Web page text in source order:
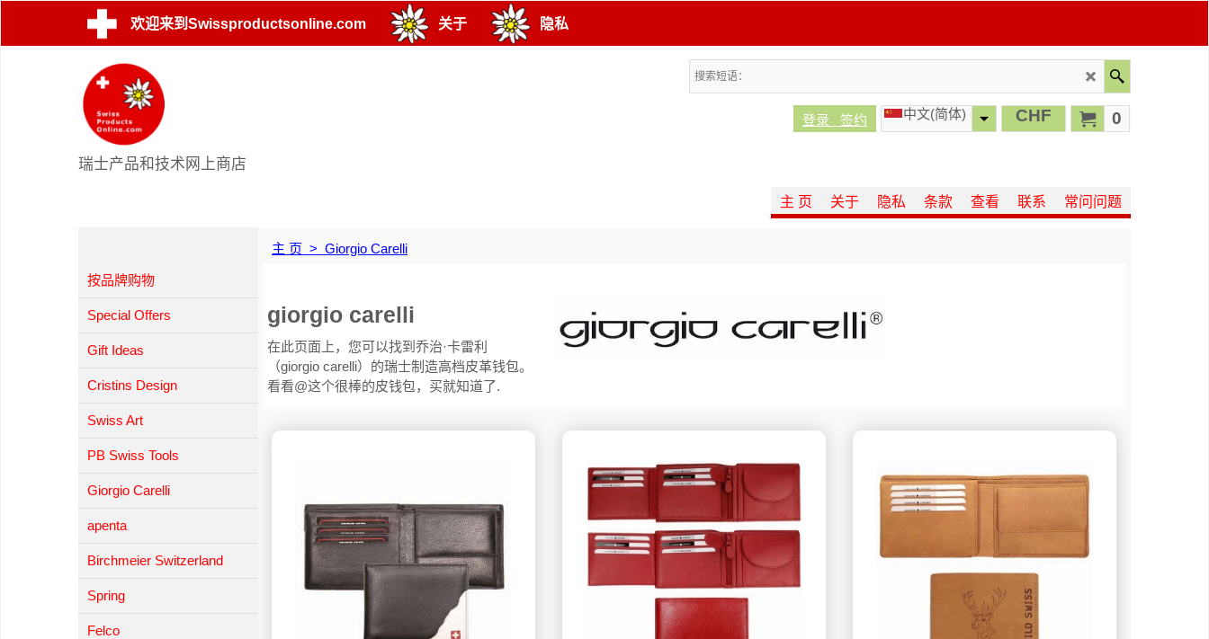
欢迎来到Swissproductsonline.com 关于 隐私
瑞士产品和技术网上商店
0
CHF
中文(简体)
登录 签约
主 页 关于 隐私 条款 查看 联系 常问问题
按品牌购物
Special Offers
Gift Ideas
Cristins Design
Swiss Art
PB Swiss Tools
Giorgio Carelli
apenta
Birchmeier Switzerland
Spring
Felco
主 页 > Giorgio Carelli
giorgio carelli
在此页面上，您可以找到乔治·卡雷利
（giorgio carelli）的瑞士制造高档皮革钱包。
看看@这个很棒的皮钱包，买就知道了.